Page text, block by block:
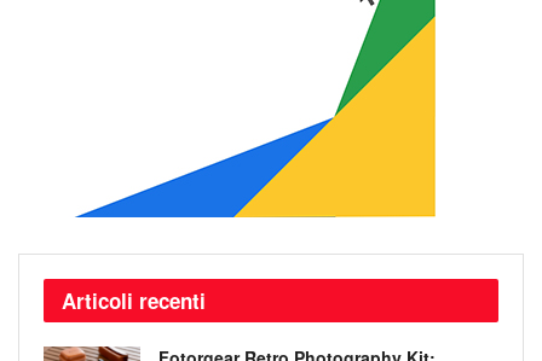
Articoli recenti